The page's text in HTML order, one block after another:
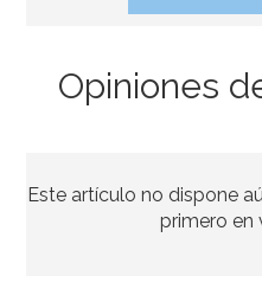
Opiniones
Este artículo no dispone
primero en